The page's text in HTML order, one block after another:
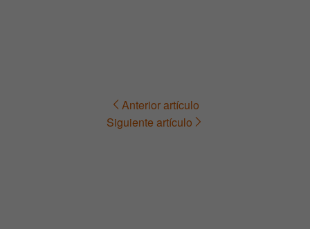
Navegación Anterior artículo
Siguiente artículo